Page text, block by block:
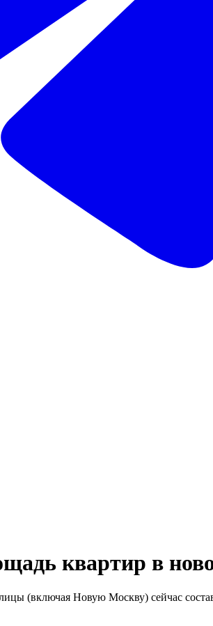
квартир в
(включая Новую Москву) сейчас